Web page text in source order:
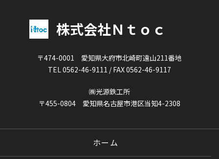
株式会社Ｎｔｏｃ
〒474-0001 愛知県大府市北崎町遠山211番地
TEL 0562-46-9111 / FAX 0562-46-9117
㈱光源鉄工所
〒455-0804 愛知県名古屋市港区当知4-2308
ホーム